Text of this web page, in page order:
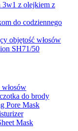
3w1 z olejkiem z
do codziennego
objętość włosów
SH71/50
do brody
Pore Mask
Mask